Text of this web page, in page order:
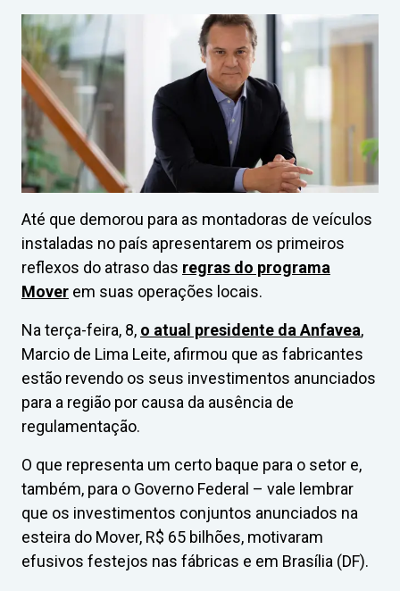
Até que demorou para as montadoras de veículos
instaladas no país apresentarem os primeiros
reflexos do atraso das regras do programa
Mover em suas operações locais.
Na terça-feira, 8, o atual presidente da Anfavea,
Marcio de Lima Leite, afirmou que as fabricantes
estão revendo os seus investimentos anunciados
para a região por causa da ausência de
regulamentação.
O que representa um certo baque para o setor e,
também, para o Governo Federal – vale lembrar
que os investimentos conjuntos anunciados na
esteira do Mover, R$ 65 bilhões, motivaram
efusivos festejos nas fábricas e em Brasília (DF).